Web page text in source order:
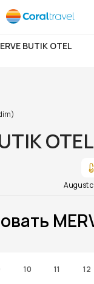
BUTIK OTEL
OTEL
August
10 11 12